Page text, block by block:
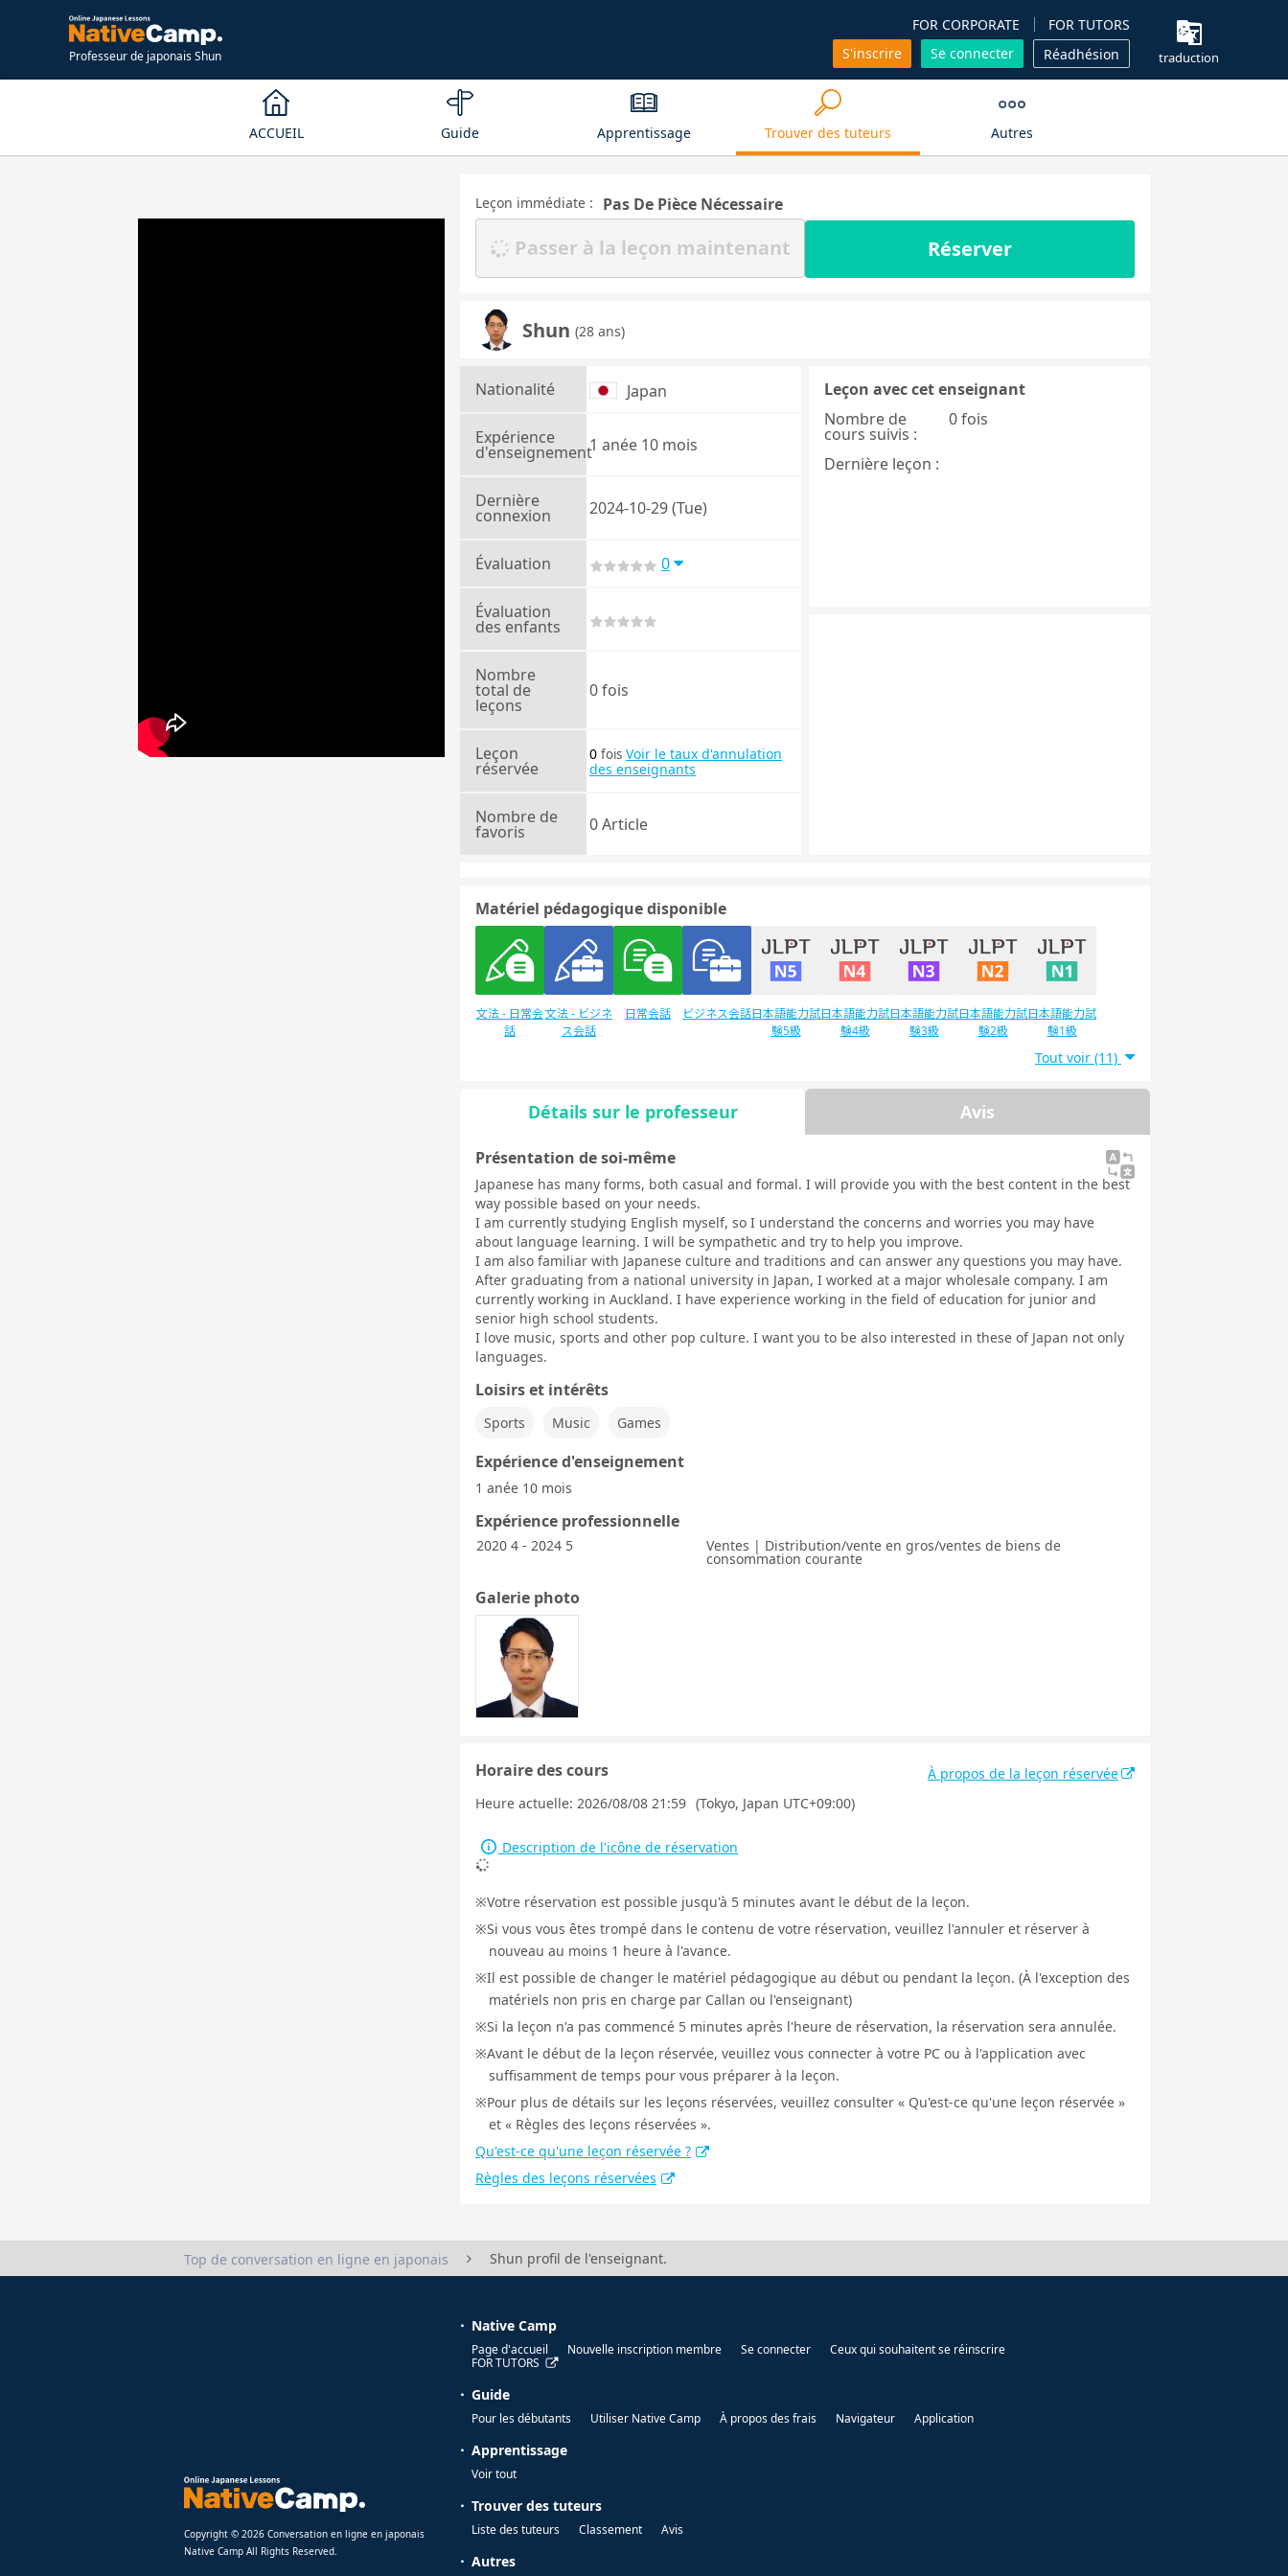
Professeur de japonais Shun
FOR CORPORATE
FOR TUTORS
S'inscrire
Se connecter Réadhésion traduction
ACCUEIL Guide Apprentissage Trouver des tuteurs Autres
Leçon immédiate : Pas De Pièce Nécessaire
Passer à la leçon maintenant Réserver
Shun (28 ans)
Nationalité Japan
Expérience
d'enseignement1 anée 10 mois
Dernière
connexion 2024-10-29 (Tue)
Évaluation 0
Évaluation
des enfants
Nombre
total de
leçons
0 fois
Leçon
réservée
0 fois Voir le taux d'annulation
des enseignants
Nombre de
favoris 0 Article
Leçon avec cet enseignant
Nombre de
cours suivis :
0 fois
Dernière leçon :
Matériel pédagogique disponible
文法 - 日常会
話
文法 - ビジネ
ス会話
日常会話 ビジネス会話日本語能力試
験5級
日本語能力試
験4級
日本語能力試
験3級
日本語能力試
験2級
日本語能力試
験1級
Tout voir (11)
Détails sur le professeur Avis
Présentation de soi-même
Japanese has many forms, both casual and formal. I will provide you with the best content in the best
way possible based on your needs.
I am currently studying English myself, so I understand the concerns and worries you may have
about language learning. I will be sympathetic and try to help you improve.
I am also familiar with Japanese culture and traditions and can answer any questions you may have.
After graduating from a national university in Japan, I worked at a major wholesale company. I am
currently working in Auckland. I have experience working in the field of education for junior and
senior high school students.
I love music, sports and other pop culture. I want you to be also interested in these of Japan not only
languages.
Loisirs et intérêts
Sports Music Games
Expérience d'enseignement
1 anée 10 mois
Expérience professionnelle
2020 4 - 2024 5 Ventes | Distribution/vente en gros/ventes de biens de
consommation courante
Galerie photo
Horaire des cours
À propos de la leçon réservée
Heure actuelle: 2026/08/08 21:59 (Tokyo, Japan UTC+09:00)
Description de l'icône de réservation
Votre réservation est possible jusqu'à 5 minutes avant le début de la leçon.
Si vous vous êtes trompé dans le contenu de votre réservation, veuillez l'annuler et réserver à
nouveau au moins 1 heure à l'avance.
Il est possible de changer le matériel pédagogique au début ou pendant la leçon. (À l'exception des
matériels non pris en charge par Callan ou l'enseignant)
Si la leçon n'a pas commencé 5 minutes après l'heure de réservation, la réservation sera annulée.
Avant le début de la leçon réservée, veuillez vous connecter à votre PC ou à l'application avec
suffisamment de temps pour vous préparer à la leçon.
Pour plus de détails sur les leçons réservées, veuillez consulter « Qu'est-ce qu'une leçon réservée »
et « Règles des leçons réservées ».
Qu'est-ce qu'une leçon réservée ?
Règles des leçons réservées
Top de conversation en ligne en japonais Shun profil de l'enseignant.
Copyright © 2026 Conversation en ligne en japonais
Native Camp All Rights Reserved.
Native Camp
Page d'accueil Nouvelle inscription membre Se connecter
Ceux qui souhaitent se réinscrire
FOR TUTORS
Guide
Pour les débutants Utiliser Native Camp À propos des frais Navigateur Application
Apprentissage
Voir tout
Trouver des tuteurs
Liste des tuteurs Classement Avis
Autres